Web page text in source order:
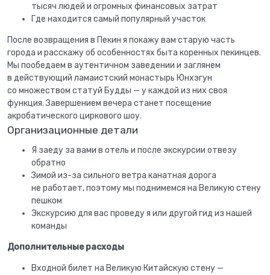
тысяч людей и огромных финансовых затрат
Где находится самый популярный участок
После возвращения в Пекин я покажу вам старую часть
города и расскажу об особенностях быта коренных пекинцев.
Мы пообедаем в аутентичном заведении и заглянем
в действующий ламаистский монастырь Юнхэгун
со множеством статуй Будды — у каждой из них своя
функция. Завершением вечера станет посещение
акробатического циркового шоу.
Организационные детали
Я заеду за вами в отель и после экскурсии отвезу
обратно
Зимой из-за сильного ветра канатная дорога
не работает, поэтому мы поднимемся на Великую стену
пешком
Экскурсию для вас проведу я или другой гид из нашей
команды
Дополнительные расходы
Входной билет на Великую Китайскую стену —